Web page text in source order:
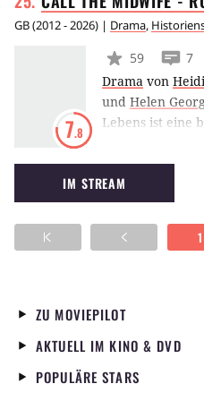
GB(2012 - 2026) | Drama,
7.8
59
7
Drama von
und Helen
Lebens ist eine
Jahre und
die als
IM STREAM
1
ZU MOVIEPILOT
AKTUELL IM KINO & DVD
POPULÄRE STARS